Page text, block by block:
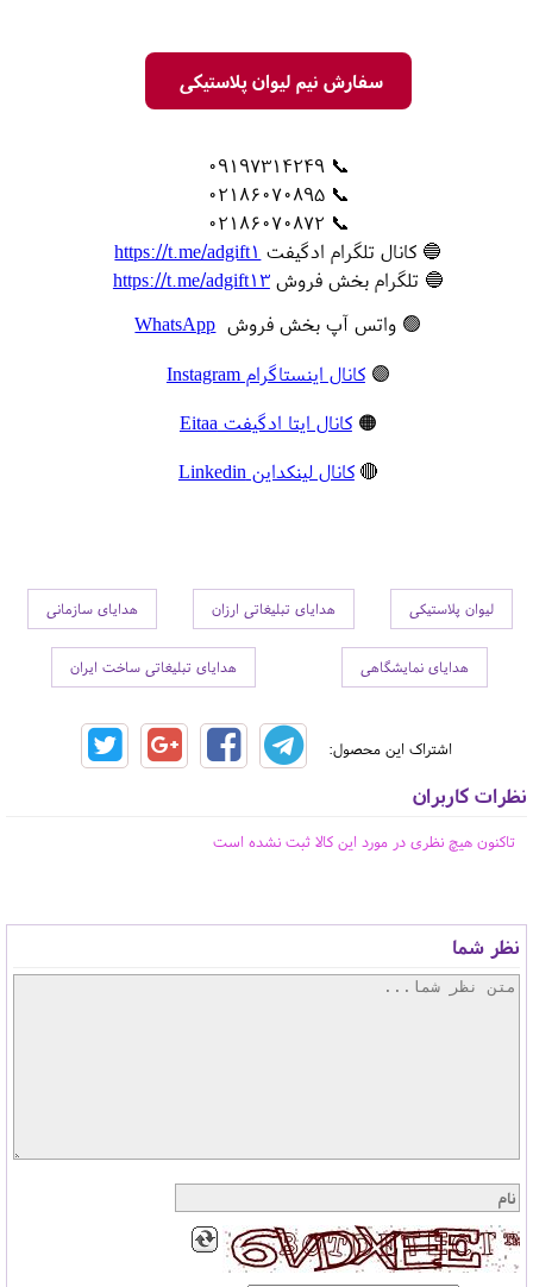
سفارش نیم لیوان پلاستیکی
📞 09197314249
📞 02186070895
📞 02186070872
🔵 کانال تلگرام ادگیفت https://t.me/adgift1
🔵 تلگرام بخش فروشhttps://t.me/adgift13
🟢 واتس آپ بخش فروش WhatsApp
🟣کانال اینستاگرام Instagram
🟠کانال ایتا ادگیفت Eitaa
🔴 کانال لینکداین Linkedin
لیوان پلاستیکی هدایای تبلیغاتی ارزان هدایای سازمانی
هدایای نمایشگاهی هدایای تبلیغاتی ساخت ایران
اشتراک این محصول:
نظرات کاربران
تاکنون هیچ نظری در مورد این کالا ثبت نشده است
نظر شما